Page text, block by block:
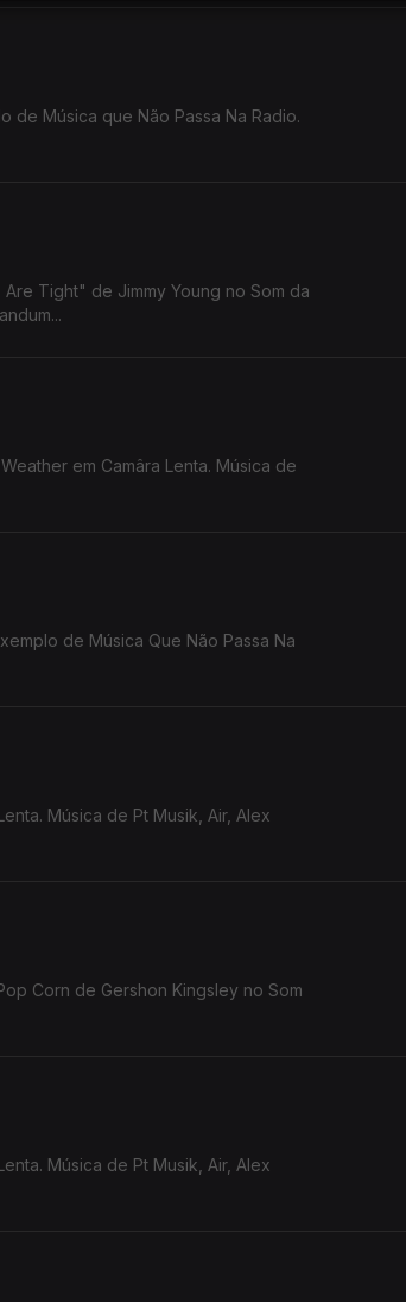
de Música que Não Passa Na Radio.
em Camâra Lenta. Música de
Música de Pt Musik, Air, Alex
Corn de Gershon Kingsley no Som
Música de Pt Musik, Air, Alex